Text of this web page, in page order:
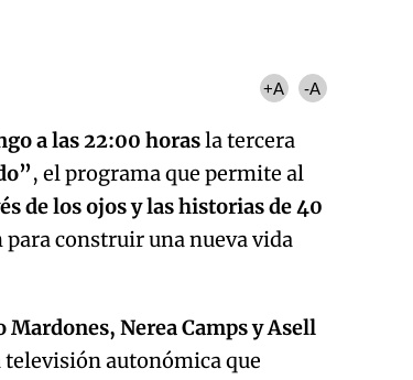
+A -A
a las 22:00 horasla tercera
, el programa que permite al
de los ojos y las historias de 40
construir una nueva vida
Nerea Camps y Asell
televisión autonómica que